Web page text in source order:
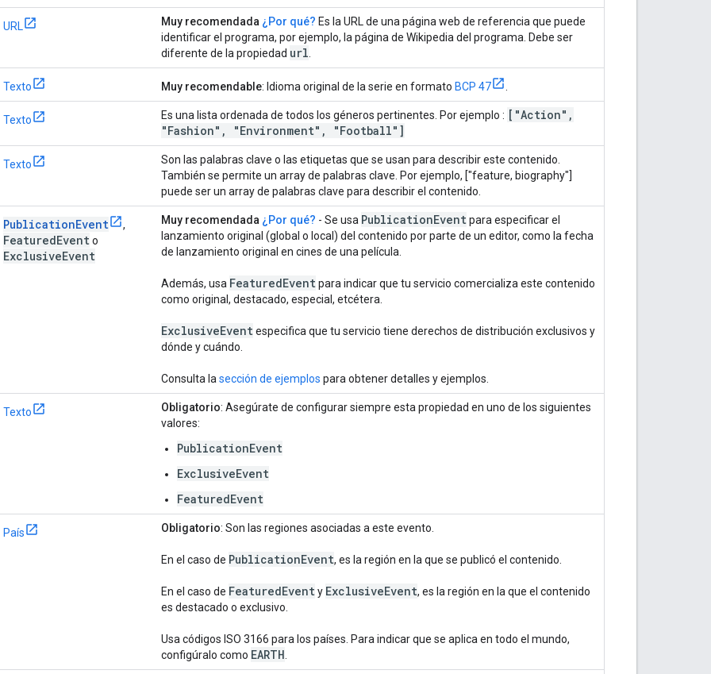
URL Muy recomendada ¿Por qué? Es la URL de una página web de referencia que puede
identificar el programa, por ejemplo, la página de Wikipedia del programa. Debe ser
diferente de la propiedad url
Texto Muy recomendable: Idioma original de la serie en formato BCP 47
Texto Es una lista ordenada de todos los géneros pertinentes. Por ejemplo : ["Action" ,
"Fashion" , "Environment" ,
"Football"]
Texto
Son las palabras clave o las etiquetas que se usan para describir este contenido.
También se permite un array de palabras clave. Por ejemplo, ["feature, biography"]
puede ser un array de palabras clave para describir el contenido.
PublicationEvent ,
FeaturedEvento
ExclusiveEvent
Muy recomendada ¿Por qué? - Se usa PublicationEventpara especificar el
lanzamiento original (global o local) del contenido por parte de un editor, como la fecha
de lanzamiento original en cines de una película.
Además, usa FeaturedEventpara indicar que tu servicio comercializa este contenido
como original, destacado, especial, etcétera.
ExclusiveEventespecifica que tu servicio tiene derechos de distribución exclusivos y
dónde y cuándo.
Consulta la sección de ejemplos para obtener detalles y ejemplos.
Texto Obligatorio: Asegúrate de configurar siempre esta propiedad en uno de los siguientes
valores:
PublicationEvent
ExclusiveEvent
FeaturedEvent
País Obligatorio: Son las regiones asociadas a este evento.
En el caso de PublicationEvent, es la región en la que se publicó el contenido.
En el caso de FeaturedEventy ExclusiveEvent, es la región en la que el contenido
es destacado o exclusivo.
Usa códigos ISO 3166 para los países. Para indicar que se aplica en todo el mundo,
configúralo como EARTH